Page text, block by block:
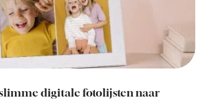
digitale fotolijsten naar